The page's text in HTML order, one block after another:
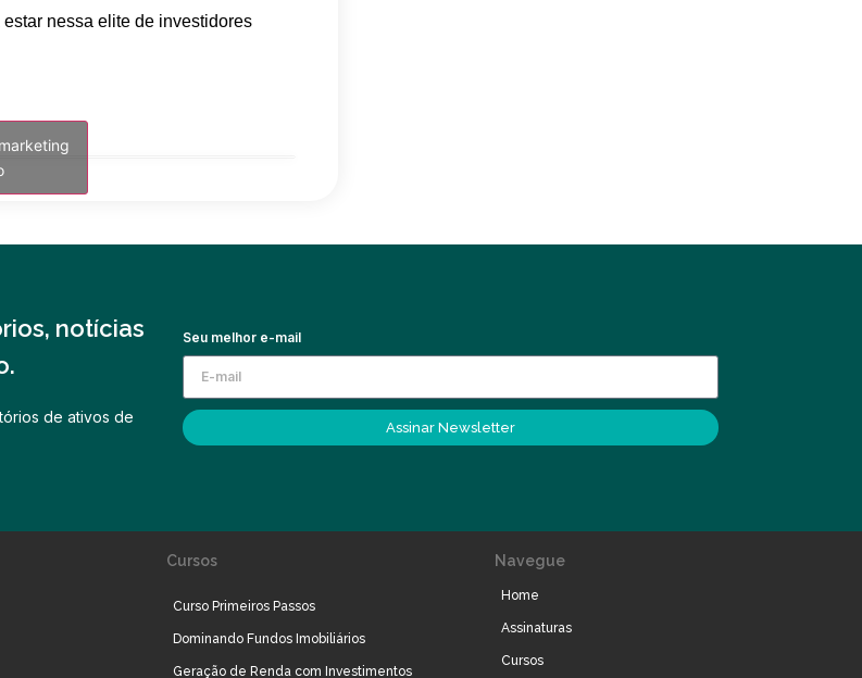
nessa elite de investidores
notícias
de ativos de
Seu melhor e-mail
Assinar Newsletter
Cursos
Curso Primeiros Passos
Dominando Fundos Imobiliários
Geração de Renda com Investimentos
Navegue
Home
Assinaturas
Cursos